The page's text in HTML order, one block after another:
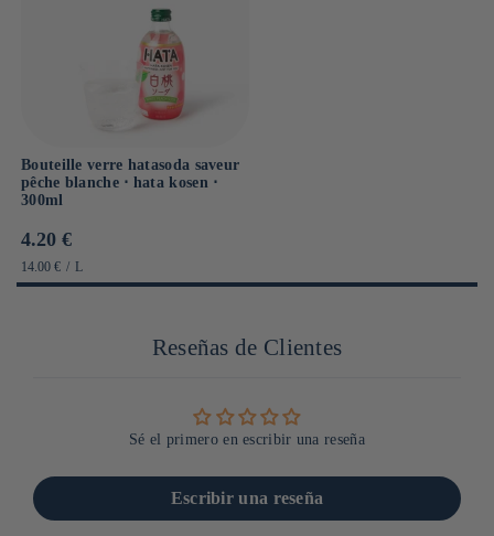
Bouteille verre hatasoda saveur
pêche blanche ⋅ hata kosen ⋅
300ml
Prix
habituel
4.20 €
PRIX
UNITAIRE
14.00 € / PAR
L
Reseñas de Clientes
Sé el primero en escribir una reseña
Escribir una reseña